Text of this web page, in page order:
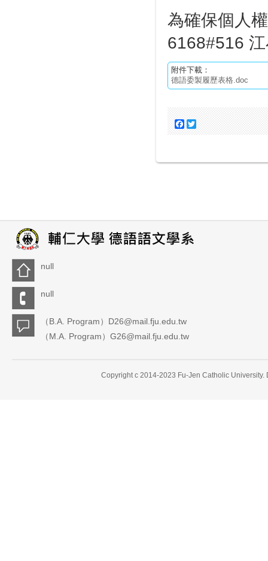
為確保個人
6168#516
附件下載：
德語委製履歷表格.doc
Facebook
null
null
（B.A. Program）D26@mail.fju.edu.tw
（M.A. Program）G26@mail.fju.edu.tw
Copyright c 2014-2023 Fu-Jen Catholic